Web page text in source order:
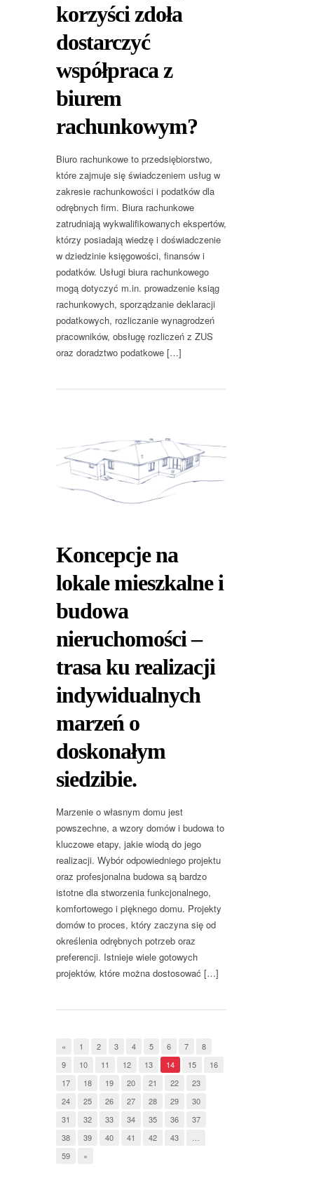
korzyści zdoła
dostarczyć
współpraca z
biurem
rachunkowym?
Biuro rachunkowe to przedsiębiorstwo,
które zajmuje się świadczeniem usług w
zakresie rachunkowości i podatków dla
odrębnych firm. Biura rachunkowe
zatrudniają wykwalifikowanych ekspertów,
którzy posiadają wiedzę i doświadczenie
w dziedzinie księgowości, finansów i
podatków. Usługi biura rachunkowego
mogą dotyczyć m.in. prowadzenie ksiąg
rachunkowych, sporządzanie deklaracji
podatkowych, rozliczanie wynagrodzeń
pracowników, obsługę rozliczeń z ZUS
oraz doradztwo podatkowe […]
Koncepcje na
lokale mieszkalne i
budowa
nieruchomości –
trasa ku realizacji
indywidualnych
marzeń o
doskonałym
siedzibie.
Marzenie o własnym domu jest
powszechne, a wzory domów i budowa to
kluczowe etapy, jakie wiodą do jego
realizacji. Wybór odpowiedniego projektu
oraz profesjonalna budowa są bardzo
istotne dla stworzenia funkcjonalnego,
komfortowego i pięknego domu. Projekty
domów to proces, który zaczyna się od
określenia odrębnych potrzeb oraz
preferencji. Istnieje wiele gotowych
projektów, które można dostosować […]
« 1 2 3 4 5 6 7
8
9
10 11 12 13 14 15
16
17
18 19 20 21 22
23
24
25 26 27 28 29
30
31
32 33 34 35 36
37
38
39 40 41 42 43
…
59
»